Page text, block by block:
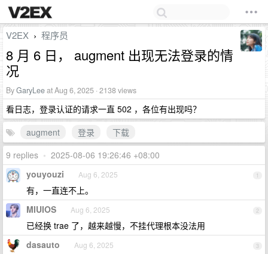
V2EX › 程序员
8 月 6 日， augment 出现无法登录的情
况
ByGaryLeeat Aug 6, 2025 · 2138 views
看日志，登录认证的请求一直 502 ，各位有出现吗？
augment
登录
下载
9 replies • 2025-08-06 19:26:46 +08:00
1
youyouzi Aug 6, 2025
有，一直连不上。
2
MIUIOS Aug 6, 2025
已经换 trae 了，越来越慢，不挂代理根本没法用
3
dasauto Aug 6, 2025